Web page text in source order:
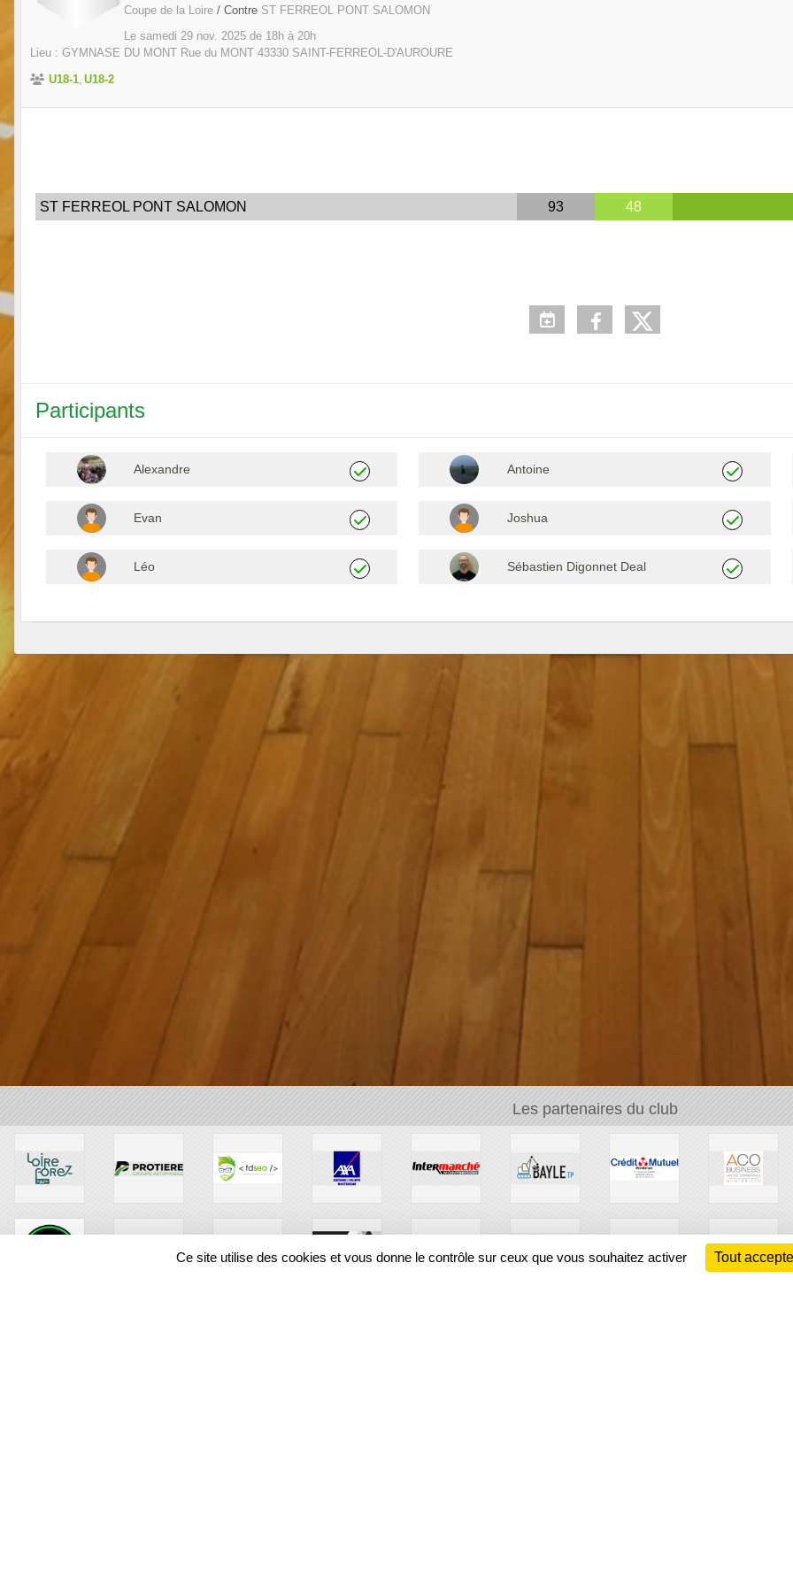
Coupe de la Loire / Contre ST FERREOL PONT SALOMON
Le samedi 29 nov. 2025 de 18h à 20h
Lieu : GYMNASE DU MONT Rue du MONT 43330 SAINT-FERREOL-D'AUROURE
U18-1 U18-2
ST FERREOL PONT SALOMON 93 48
Participants
Alexandre Antoine
Evan Joshua
Léo Sébastien Digonnet Deal
Les partenaires du club
Ce site utilise des cookies et vous donne le contrôle sur ceux que vous souhaitez activer Tout